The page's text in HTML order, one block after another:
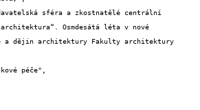
Osmdesátá léta v nové
a dějin architektury Fakulty architektury